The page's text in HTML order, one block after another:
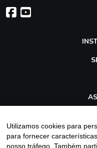
Utilizamos cookies para
para fornecer
nosso tráfego. Também